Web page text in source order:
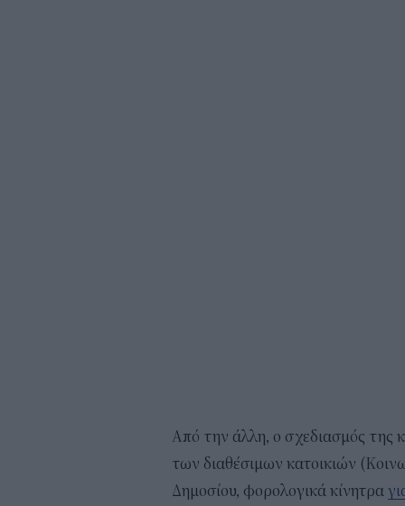
Από την άλλη, ο σχεδιασμός της
των διαθέσιμων κατοικιών
Δημοσίου, φορολογικά κίνητρα